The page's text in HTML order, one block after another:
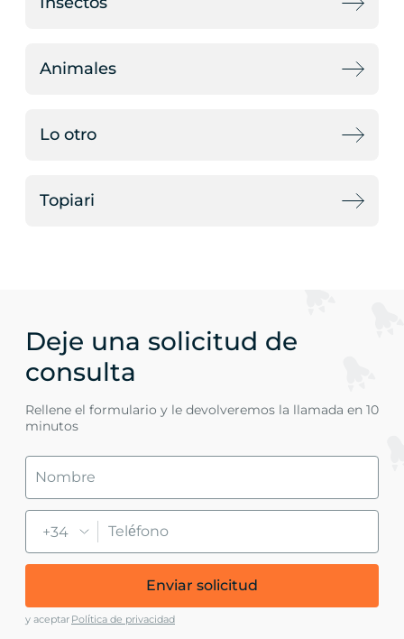
Animales
Lo otro
Topiari
Deje una solicitud de
consulta
Rellene el formulario y le devolveremos la llamada en 10
minutos
+34
Enviar solicitud
y aceptar Política de privacidad